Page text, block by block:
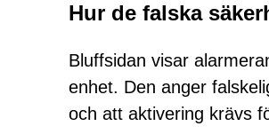
Hur de falska
Bluffsidan visar
enhet. Den anger
och att aktivering krävs